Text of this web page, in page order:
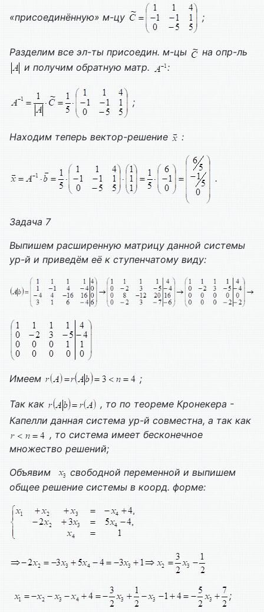
«присоединённую» м-цу ;
Разделим все эл-ты присоедин. м-цы
на опр-ль
и получим обратную матр.
:
;
Находим теперь вектор-решение :
.
Задача 7
Выпишем расширенную матрицу данной системы
ур-й и приведём её к ступенчатому виду:
Имеем ;
Так как
, то по теореме Кронекера -
Капелли данная система ур-й совместна, а так как
, то система имеет бесконечное
множество решений;
Объявим
свободной переменной и выпишем
общее решение системы в коорд. форме:
;